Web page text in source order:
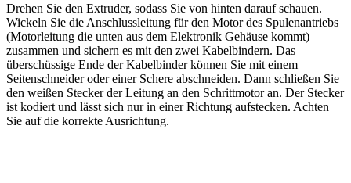
Drehen Sie den Extruder, sodass Sie von hinten darauf schauen.
Wickeln Sie die Anschlussleitung für den Motor des Spulenantriebs
(Motorleitung die unten aus dem Elektronik Gehäuse kommt)
zusammen und sichern es mit den zwei Kabelbindern. Das
überschüssige Ende der Kabelbinder können Sie mit einem
Seitenschneider oder einer Schere abschneiden. Dann schließen Sie
den weißen Stecker der Leitung an den Schrittmotor an. Der Stecker
ist kodiert und lässt sich nur in einer Richtung aufstecken. Achten
Sie auf die korrekte Ausrichtung.